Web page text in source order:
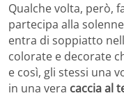
Qualche volta, però,
partecipa alla
entra di soppiatto
colorate e decorate
e così, gli stessi una
in una vera caccia al